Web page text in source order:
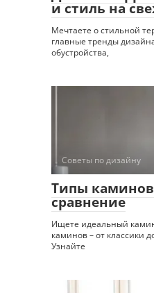
и стиль на
Мечтаете о стильной
главные тренды
обустройства,
Советы по дизайну
Типы
сравнение
Ищете идеальный
каминов – от классики
Узнайте